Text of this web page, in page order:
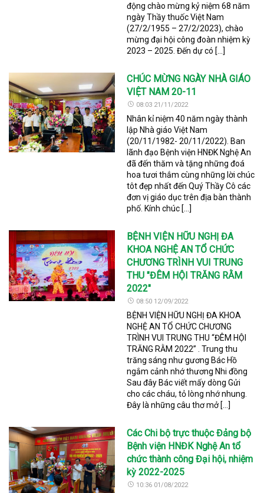
động chào mừng kỷ niệm 68 năm
ngày Thầy thuốc Việt Nam
(27/2/1955 – 27/2/2023), chào
mừng đại hội công đoàn nhiệm kỳ
2023 – 2025. Đến dự có […]
CHÚC MỪNG NGÀY NHÀ GIÁO
VIỆT NAM 20-11
08:03 21/11/2022
Nhân kỉ niệm 40 năm ngày thành
lập Nhà giáo Việt Nam
(20/11/1982- 20/11/2022). Ban
lãnh đạo Bệnh viện HNĐK Nghệ An
đã đến thăm và tặng những đoá
hoa tươi thắm cùng những lời chúc
tôt đẹp nhất đến Quý Thầy Cô các
đơn vị giáo dục trên địa bàn thành
phố. Kính chúc […]
BỆNH VIỆN HỮU NGHỊ ĐA
KHOA NGHỆ AN TỔ CHỨC
CHƯƠNG TRÌNH VUI TRUNG
THU "ĐÊM HỘI TRĂNG RẰM
2022"
08:50 12/09/2022
BỆNH VIỆN HỮU NGHỊ ĐA KHOA
NGHỆ AN TỔ CHỨC CHƯƠNG
TRÌNH VUI TRUNG THU “ĐÊM HỘI
TRĂNG RẰM 2022” . Trung thu
trăng sáng như gương Bác Hồ
ngắm cảnh nhớ thương Nhi đồng
Sau đây Bác viết mấy dòng Gửi
cho các cháu, tỏ lòng nhớ nhung.
Đây là những câu thơ mở […]
Các Chi bộ trực thuộc Đảng bộ
Bệnh viện HNĐK Nghệ An tổ
chức thành công Đại hội, nhiệm
kỳ 2022-2025
10:36 01/08/2022